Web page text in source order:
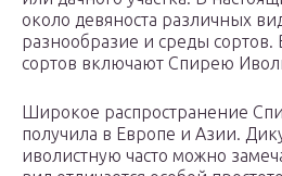
около девяноста различных
разнообразие и среды сортов.
сортов включают Спирею
Широкое распространение
получила в Европе и Азии.
иволистную часто можно